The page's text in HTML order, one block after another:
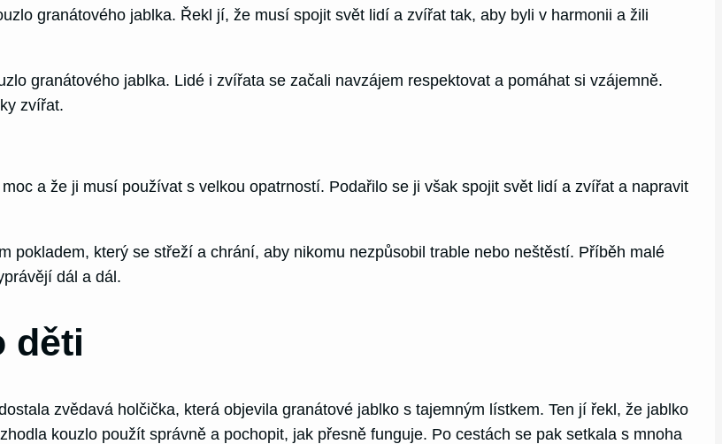
granátového jablka. Řekl jí, že musí spojit svět lidí a zvířat tak, aby byli v harmonii a žili
granátového jablka. Lidé i zvířata se začali navzájem respektovat a pomáhat si vzájemně.
zvířat.
a že ji musí používat s velkou opatrností. Podařilo se ji však spojit svět lidí a zvířat a napravit
pokladem, který se střeží a chrání, aby nikomu nezpůsobil trable nebo neštěstí. Příběh malé
dál a dál.
děti
zvědavá holčička, která objevila granátové jablko s tajemným lístkem. Ten jí řekl, že jablko
kouzlo použít správně a pochopit, jak přesně funguje. Po cestách se pak setkala s mnoha